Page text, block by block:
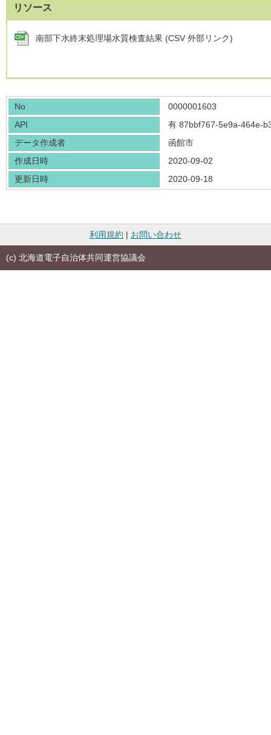
リソース
南部下水終末処理場水質検査結果 (CSV 外部リンク)
No
0000001603
API
有 87bbf767-5e9a-464e-
データ作成者
函館市
作成日時
2020-09-02
更新日時
2020-09-18
利用規約 | お問い合わせ
(c) 北海道電子自治体共同運営協議会